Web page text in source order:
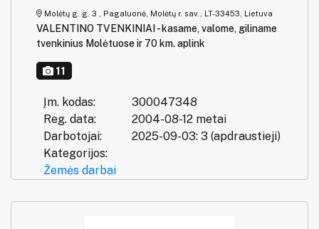
Molėtų g. g. 3 , Pagaluonė, Molėtų r. sav., LT-33453, Lietuva
VALENTINO TVENKINIAI - kasame, valome, giliname
tvenkinius Molėtuose ir 70 km. aplink
11
Įm. kodas:
300047348
Reg. data:
2004-08-12 metai
Darbotojai:
2025-09-03: 3 (apdraustieji)
Kategorijos:
Žemės darbai